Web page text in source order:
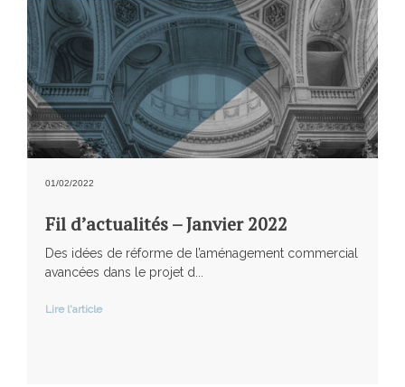
01/02/2022
Fil d’actualités – Janvier 2022
Des idées de réforme de l’aménagement commercial
avancées dans le projet d...
Lire l'article